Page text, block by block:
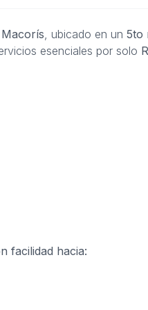
, ubicado en un 5to
esenciales por solo
facilidad hacia: